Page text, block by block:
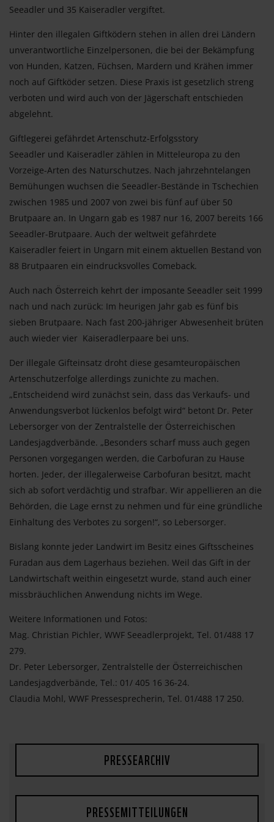
Seeadler und 35 Kaiseradler vergiftet.
Hinter den illegalen Giftködern stehen in allen drei Ländern
unverantwortliche Einzelpersonen, die bei der Bekämpfung
von Hunden, Katzen, Füchsen, Mardern und Krähen immer
noch auf Giftköder setzen. Diese Praxis ist gesetzlich streng
verboten und wird auch von der Jägerschaft entschieden
abgelehnt.
Giftlegerei gefährdet Artenschutz-Erfolgsstory
Seeadler und Kaiseradler zählen in Mitteleuropa zu den
Vorzeige-Arten des Naturschutzes. Nach jahrzehntelangen
Bemühungen wuchsen die Seeadler-Bestände in Tschechien
zwischen 1985 und 2007 von zwei bis fünf auf über 50
Brutpaare an. In Ungarn gab es 1987 nur 16, 2007 bereits 166
Seeadler-Brutpaare. Auch der weltweit gefährdete
Kaiseradler feiert in Ungarn mit einem aktuellen Bestand von
88 Brutpaaren ein eindrucksvolles Comeback.
Auch nach Österreich kehrt der imposante Seeadler seit 1999
nach und nach zurück: Im heurigen Jahr gab es fünf bis
sieben Brutpaare. Nach fast 200-jähriger Abwesenheit brüten
auch wieder vier Kaiseradlerpaare bei uns.
Der illegale Gifteinsatz droht diese gesamteuropäischen
Artenschutzerfolge allerdings zunichte zu machen.
„Entscheidend wird zunächst sein, dass das Verkaufs- und
Anwendungsverbot lückenlos befolgt wird“ betont Dr. Peter
Lebersorger von der Zentralstelle der Österreichischen
Landesjagdverbände. „Besonders scharf muss auch gegen
Personen vorgegangen werden, die Carbofuran zu Hause
horten. Jeder, der illegalerweise Carbofuran besitzt, macht
sich ab sofort verdächtig und strafbar. Wir appellieren an die
Behörden, die Lage ernst zu nehmen und für eine gründliche
Einhaltung des Verbotes zu sorgen!“, so Lebersorger.
Bislang konnte jeder Landwirt im Besitz eines Giftsscheines
Furadan aus dem Lagerhaus beziehen. Weil das Gift in der
Landwirtschaft weithin eingesetzt wurde, stand auch einer
missbräuchlichen Anwendung nichts im Wege.
Weitere Informationen und Fotos:
Mag. Christian Pichler, WWF Seeadlerprojekt, Tel. 01/488 17
279.
Dr. Peter Lebersorger, Zentralstelle der Österreichischen
Landesjagdverbände, Tel.: 01/ 405 16 36-24.
Claudia Mohl, WWF Pressesprecherin, Tel. 01/488 17 250.
PRESSEARCHIV
PRESSEMITTEILUNGEN